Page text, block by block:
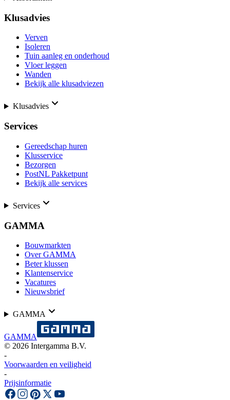
Klusadvies
Verven
Isoleren
Tuin aanleg en onderhoud
Vloer leggen
Wanden
Bekijk alle klusadviezen
Klusadvies
Services
Gereedschap huren
Klusservice
Bezorgen
PostNL Pakketpunt
Bekijk alle services
Services
GAMMA
Bouwmarkten
Over GAMMA
Beter klussen
Klantenservice
Vacatures
Nieuwsbrief
GAMMA
GAMMA
© 2026 Intergamma B.V.
-
Voorwaarden en veiligheid
-
Prijsinformatie